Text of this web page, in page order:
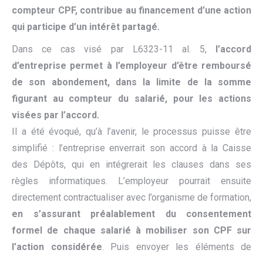
compteur CPF, contribue au financement d’une action
qui participe d’un intérêt partagé.
Dans ce cas visé par L6323-11 al. 5, l’accord
d’entreprise permet à l’employeur d’être remboursé
de son abondement, dans la limite de la somme
figurant au compteur du salarié, pour les actions
visées par l’accord.
Il a été évoqué, qu’à l’avenir, le processus puisse être
simplifié : l’entreprise enverrait son accord à la Caisse
des Dépôts, qui en intégrerait les clauses dans ses
règles informatiques. L’employeur pourrait ensuite
directement contractualiser avec l’organisme de formation,
en s’assurant préalablement du consentement
formel de chaque salarié à mobiliser son CPF sur
l’action considérée . Puis envoyer les éléments de